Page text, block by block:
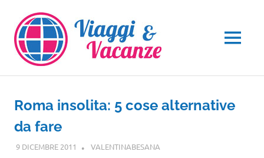
contenuto
MENU
Roma insolita: 5 cose alternative
da fare
9 DICEMBRE 2011 VALENTINABESANA